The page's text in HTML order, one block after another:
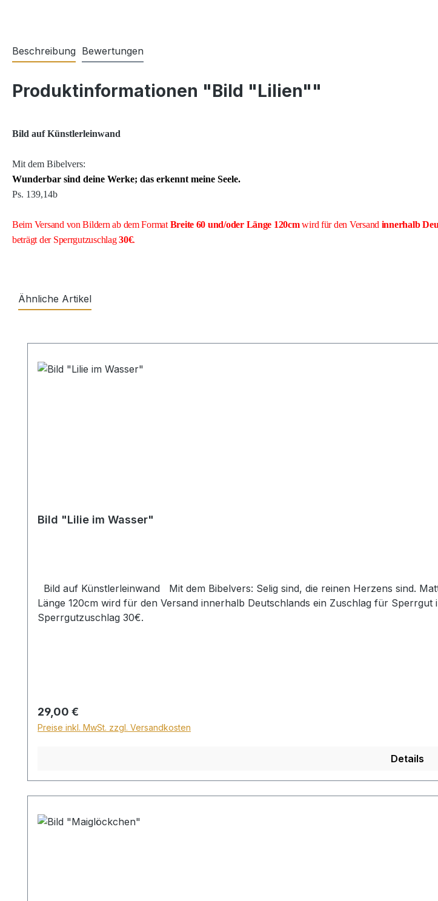
Beschreibung Bewertungen
Produktinformationen "Bild "Lilien""
Bild auf Künstlerleinwand
Mit dem Bibelvers:
Wunderbar sind deine Werke; das erkennt meine Seele.
Ps. 139,14b
Beim Versand von Bildern ab dem Format Breite 60 und/oder Länge 120cmwird für den Versand innerhalb
beträgt der Sperrgutzuschlag30€.
Ähnliche Artikel
Bild "Lilie im Wasser"
Bild auf Künstlerleinwand Mit dem Bibelvers: Selig sind, die reinen Herzens sind. Matth. 5,8 Beim Versand von Bildern ab dem Format Breite 60 und/oder
Länge 120cm wird für den Versand innerhalb Deutschlands ein Zuschlag für
Sperrgutzuschlag 30€.
Regulärer Preis:
29,00 €
Preise inkl. MwSt. zzgl. Versandkosten
Details